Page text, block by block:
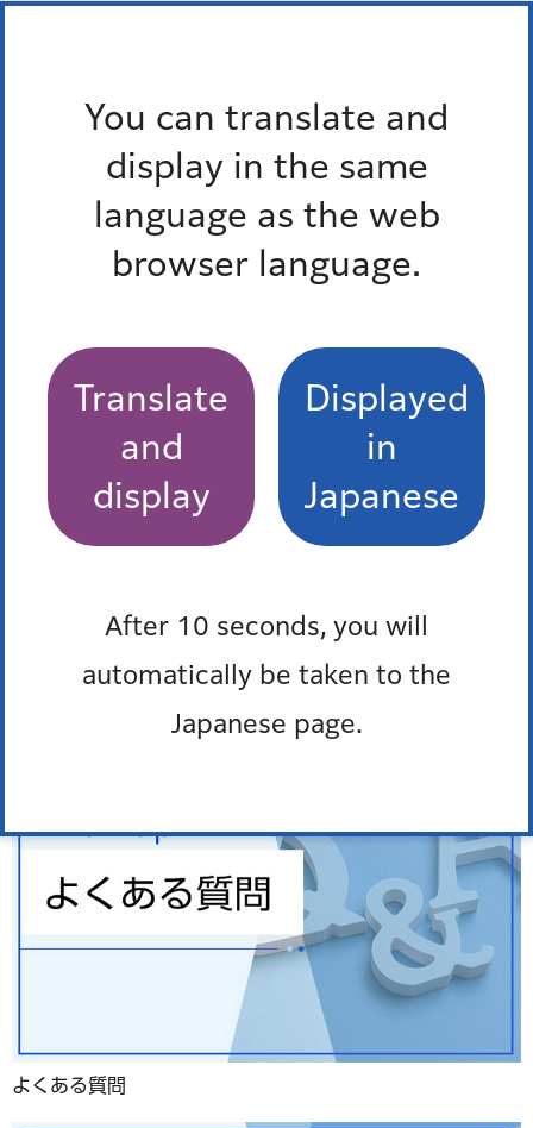
You can translate and
display in the same
language as the web
browser language.
Translate
and
display
Displayed
in
Japanese
After 10 seconds, you will
automatically be taken to the
Japanese page.
住宅設備改善費の給付
理美容サービス
もっとみる
Pick up
オンラインサービス
窓口混雑状況
防災ポータル
よくある質問